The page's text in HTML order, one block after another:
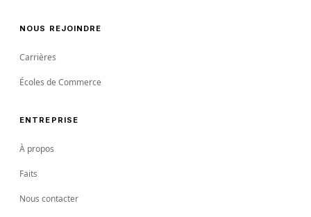
NOUS REJOINDRE
Carrières
Écoles de Commerce
ENTREPRISE
À propos
Faits
Nous contacter